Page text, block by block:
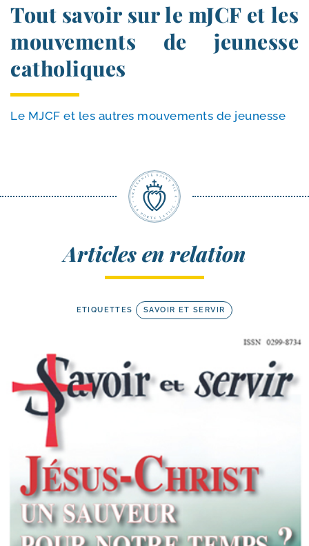
Tout savoir sur le mJCF et les
mouvements de jeunesse
catholiques
Le MJCF et les autres mou­ve­ments de jeunesse
Articles en relation
ETIQUETTES SAVOIR ET SERVIR